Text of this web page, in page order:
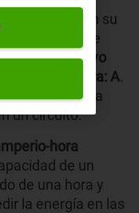
el vatios (en su
la corriente
amperios, cuyo
de la palabra: A.
indica la
un circuito.
hora
de un
de una hora y
la energía en las